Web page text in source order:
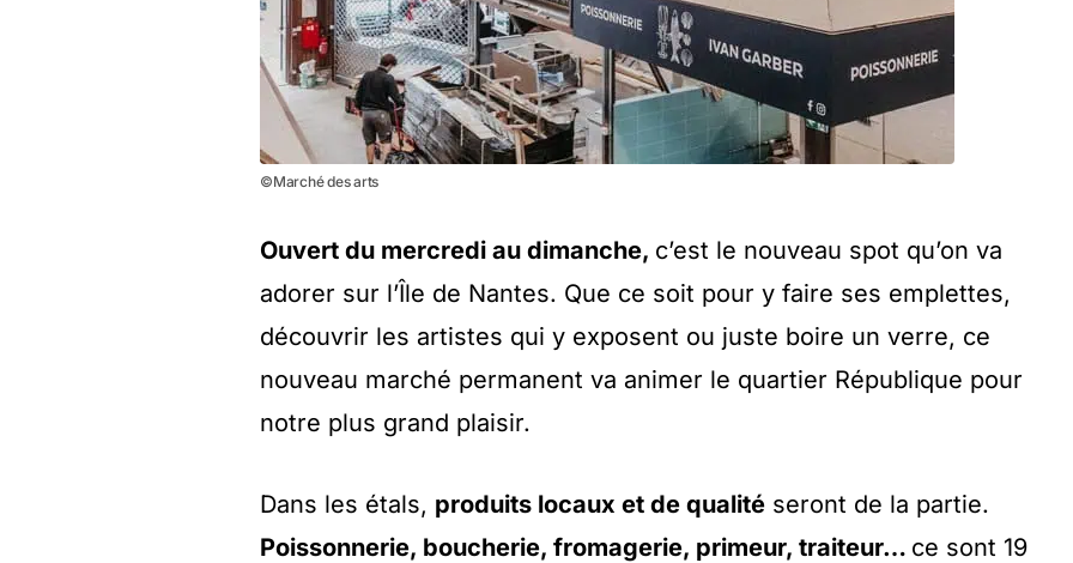
©Marché des arts
Ouvert du mercredi au dimanche, c’est le nouveau spot qu’on va
adorer sur l’Île de Nantes. Que ce soit pour y faire ses emplettes,
découvrir les artistes qui y exposent ou juste boire un verre, ce
nouveau marché permanent va animer le quartier République pour
notre plus grand plaisir.
Dans les étals, produits locaux et de qualité seront de la partie.
Poissonnerie, boucherie, fromagerie, primeur, traiteur… ce sont 19